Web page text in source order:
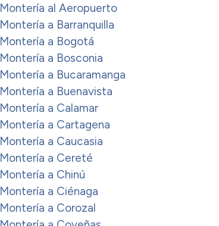
Montería al Aeropuerto
Montería a Barranquilla
Montería a Bogotá
Montería a Bosconia
Montería a Bucaramanga
Montería a Buenavista
Montería a Calamar
Montería a Cartagena
Montería a Caucasia
Montería a Cereté
Montería a Chinú
Montería a Ciénaga
Montería a Corozal